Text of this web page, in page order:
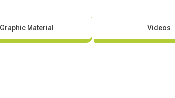
Graphic Material Videos